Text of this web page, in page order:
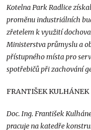
Kotelna Park Radlice
proměnu industriálních
zřetelem k využití
Ministerstva průmyslu a
přístupného místa pro
spotřebičů při zachování
FRANTIŠEK KULHÁNEK
Doc. Ing. František
pracuje na katedře